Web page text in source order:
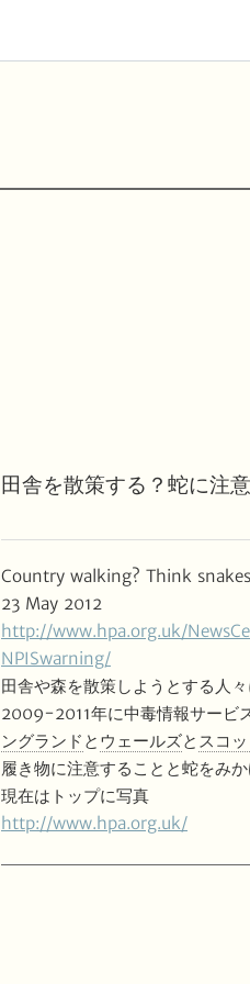
田舎を散策する？蛇に注意
Country walking? Think
23 May 2012
http://www.hpa.org.uk/
NPISwarning/
田舎や森を散策しようとする人
2009-2011年に中毒情報サービ
ングランド と ウェールズと スコ
履き物に注意することと蛇をみ
現在はトップに写真
http://www.hpa.org.uk/